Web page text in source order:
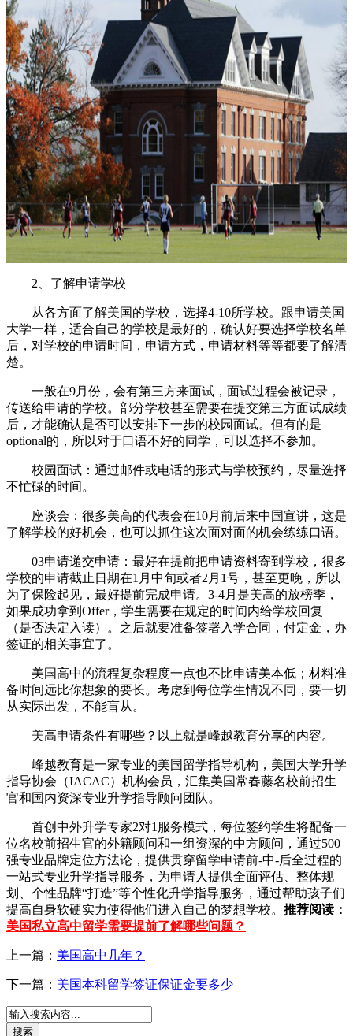
2、了解申请学校
从各方面了解美国的学校，选择4-10所学校。跟申请美国
大学一样，适合自己的学校是最好的，确认好要选择学校名单
后，对学校的申请时间，申请方式，申请材料等等都要了解清
楚。
一般在9月份，会有第三方来面试，面试过程会被记录，
传送给申请的学校。部分学校甚至需要在提交第三方面试成绩
后，才能确认是否可以安排下一步的校园面试。但有的是
optional的，所以对于口语不好的同学，可以选择不参加。
校园面试：通过邮件或电话的形式与学校预约，尽量选择
不忙碌的时间。
座谈会：很多美高的代表会在10月前后来中国宣讲，这是
了解学校的好机会，也可以抓住这次面对面的机会练练口语。
03申请递交申请：最好在提前把申请资料寄到学校，很多
学校的申请截止日期在1月中旬或者2月1号，甚至更晚，所以
为了保险起见，最好提前完成申请。3-4月是美高的放榜季，
如果成功拿到Offer，学生需要在规定的时间内给学校回复
（是否决定入读）。之后就要准备签署入学合同，付定金，办
签证的相关事宜了。
美国高中的流程复杂程度一点也不比申请美本低；材料准
备时间远比你想象的要长。考虑到每位学生情况不同，要一切
从实际出发，不能盲从。
美高申请条件有哪些？以上就是峰越教育分享的内容。
峰越教育是一家专业的美国留学指导机构，美国大学升学
指导协会（IACAC）机构会员，汇集美国常春藤名校前招生
官和国内资深专业升学指导顾问团队。
首创中外升学专家2对1服务模式，每位签约学生将配备一
位名校前招生官的外籍顾问和一组资深的中方顾问，通过500
强专业品牌定位方法论，提供贯穿留学申请前-中-后全过程的
一站式专业升学指导服务，为申请人提供全面评估、整体规
划、个性品牌“打造”等个性化升学指导服务，通过帮助孩子们
提高自身软硬实力使得他们进入自己的梦想学校。 推荐阅读：
美国私立高中留学需要提前了解哪些问题？
上一篇： 美国高中几年？
下一篇： 美国本科留学签证保证金要多少